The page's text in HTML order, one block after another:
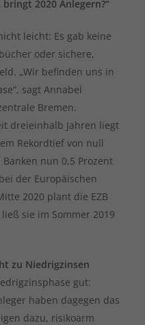
2020 Anlegern?“
leicht: Es gab keine
oder sichere,
„Wir befinden uns in
sagt Annabel
Bremen.
dreieinhalb Jahren liegt
Rekordtief von null
nun 0,5 Prozent
der Europäischen
2020 plant die EZB
sie im Sommer 2019
zu Niedrigzinsen
gut:
haben dagegen das
dazu, risikoarm